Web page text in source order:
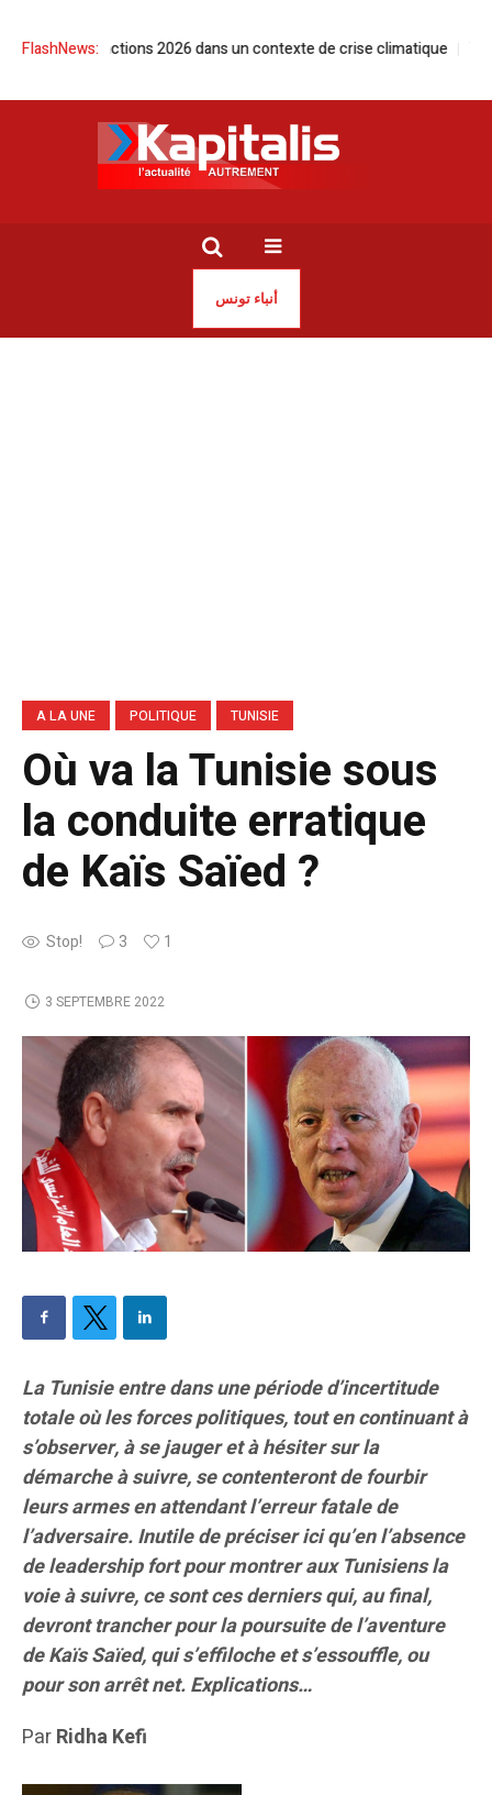
FlashNews:2026 dans un contexte de crise climatique Tunisie |
أنباء تونس
A LA UNE POLITIQUE TUNISIE
Où va la Tunisie sous
la conduite erratique
de Kaïs Saïed ?
Stop! 3 1
3 SEPTEMBRE 2022
La Tunisie entre dans une période d’incertitude
totale où les forces politiques, tout en continuant à
s’observer, à se jauger et à hésiter sur la
démarche à suivre, se contenteront de fourbir
leurs armes en attendant l’erreur fatale de
l’adversaire. Inutile de préciser ici qu’en l’absence
de leadership fort pour montrer aux Tunisiens la
voie à suivre, ce sont ces derniers qui, au final,
devront trancher pour la poursuite de l’aventure
de Kaïs Saïed, qui s’effiloche et s’essouffle, ou
pour son arrêt net.Explications…
ParRidha Kefi